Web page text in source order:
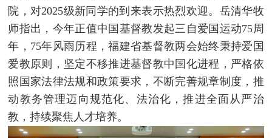
院，对2025级新同学的到来表示热烈欢迎。岳清华牧
师指出，今年正值中国基督教发起三自爱国运动75周
年，75年风雨历程，福建省基督教两会始终秉持爱国
爱教原则，坚定不移推进基督教中国化进程，严格依
照国家法律法规和政策要求，不断完善规章制度，推
动教务管理迈向规范化、法治化，推进全面从严治
教，持续聚焦人才培养。